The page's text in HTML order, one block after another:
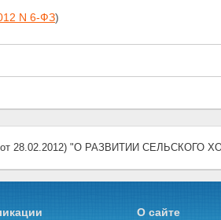
N 6-ФЗ)
28.02.2012) "О РАЗВИТИИ СЕЛЬСКОГО
О сайте